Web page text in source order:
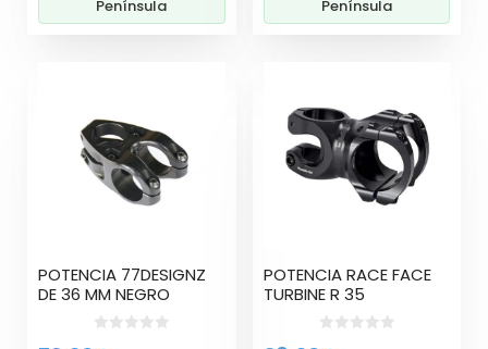
Península Península
POTENCIA 77DESIGNZ
DE 36 MM NEGRO
POTENCIA RACE FACE
TURBINE R 35
tiene
múltiples
variantes.
elegir